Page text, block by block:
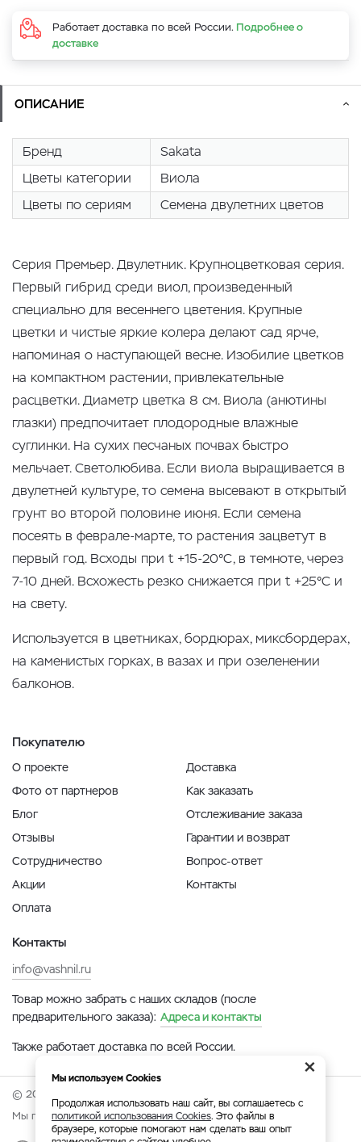
Работает доставка по всей России. Подробнее о
доставке
ОПИСАНИЕ
Бренд
Sakata
Цветы категории
Виола
Цветы по сериям
Семена двулетних цветов
Серия Премьер. Двулетник. Крупноцветковая серия.
Первый гибрид среди виол, произведенный
специально для весеннего цветения. Крупные
цветки и чистые яркие колера делают сад ярче,
напоминая о наступающей весне. Изобилие цветков
на компактном растении, привлекательные
расцветки. Диаметр цветка 8 см. Виола (анютины
глазки) предпочитает плодородные влажные
суглинки. На сухих песчаных почвах быстро
мельчает. Светолюбива. Если виола выращивается в
двулетней культуре, то семена высевают в открытый
грунт во второй половине июня. Если семена
посеять в феврале-марте, то растения зацветут в
первый год. Всходы при t +15-20°С, в темноте, через
7-10 дней. Всхожесть резко снижается при t +25°C и
на свету.
Используется в цветниках, бордюрах, миксбордерах,
на каменистых горках, в вазах и при озеленении
балконов.
Покупателю
О проекте
Фото от партнеров
Блог
Отзывы
Сотрудничество
Акции
Оплата
Доставка
Как заказать
Отслеживание заказа
Гарантии и возврат
Вопрос-ответ
Контакты
Контакты
info@vashnil.ru
Товар можно забрать с наших складов (после
предварительного заказа): Адреса и контакты
Также работает доставка по всей России.
© 2026 Онлайн-ярмарка ВАСХНиЛ.
Мы принимаем:
×
Мы используем Cookies
Продолжая использовать наш сайт, вы соглашаетесь с
политикой использования Cookies. Это файлы в
браузере, которые помогают нам сделать ваш опыт